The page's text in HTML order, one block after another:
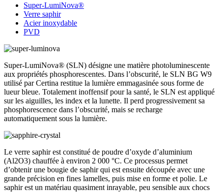
Super-LumiNova®
Verre saphir
Acier inoxydable
PVD
Super-LumiNova® (SLN) désigne une matière photoluminescente
aux propriétés phosphorescentes. Dans l’obscurité, le SLN BG W9
utilisé par Certina restitue la lumière emmagasinée sous forme de
lueur bleue. Totalement inoffensif pour la santé, le SLN est appliqué
sur les aiguilles, les index et la lunette. Il perd progressivement sa
phosphorescence dans l’obscurité, mais se recharge
automatiquement sous la lumière.
Le verre saphir est constitué de poudre d’oxyde d’aluminium
(Al2O3) chauffée à environ 2 000 °C. Ce processus permet
d’obtenir une bougie de saphir qui est ensuite découpée avec une
grande précision en fines lamelles, puis mise en forme et polie. Le
saphir est un matériau quasiment inrayable, peu sensible aux chocs